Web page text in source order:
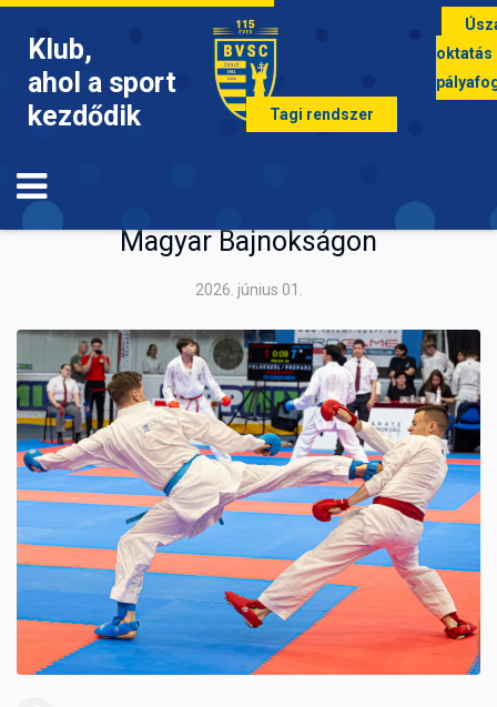
Klub,
ahol a sport
kezdődik
Tagi rendszer
oktatás
Ismét taroltak versenyzőink a Karate
Magyar Bajnokságon
2026. június 01.